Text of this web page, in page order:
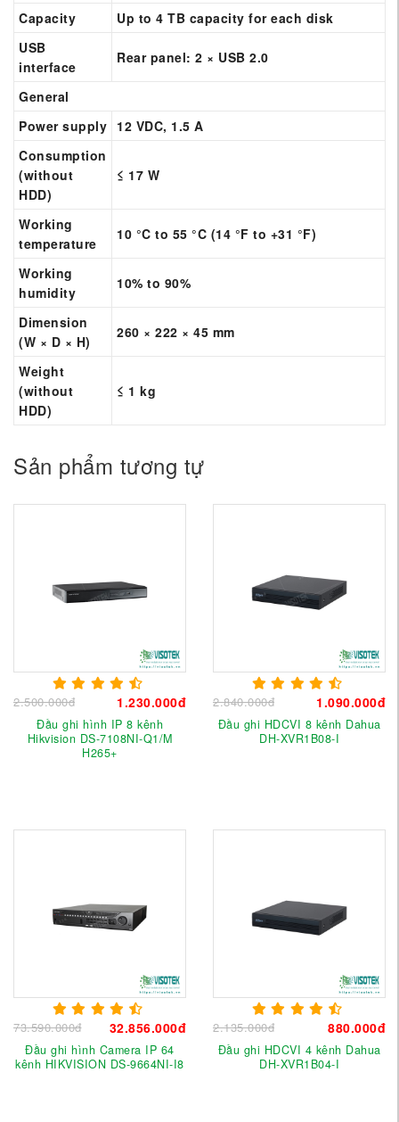
Capacity
Up to 4 TB capacity for each disk
USB
interface
Rear panel: 2 × USB 2.0
General
Power supply 12 VDC, 1.5 A
Consumption
(without
HDD)
≤ 17 W
Working
temperature
10 °C to 55 °C (14 °F to +31 °F)
Working
humidity
10% to 90%
Dimension
(W × D × H)
260 × 222 × 45 mm
Weight
(without
HDD)
≤ 1 kg
Sản phẩm tương tự
2.500.000đ 1.230.000đ
Đầu ghi hình IP 8 kênh
Hikvision DS-7108NI-Q1/M
H265+
2.840.000đ 1.090.000đ
Đầu ghi HDCVI 8 kênh Dahua
DH-XVR1B08-I
73.590.000đ 32.856.000đ
Đầu ghi hình Camera IP 64
kênh HIKVISION DS-9664NI-I8
2.135.000đ 880.000đ
Đầu ghi HDCVI 4 kênh Dahua
DH-XVR1B04-I